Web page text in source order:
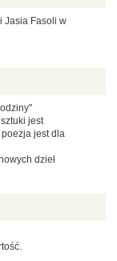
Jasia Fasoli w
jest
jest dla
dzieł